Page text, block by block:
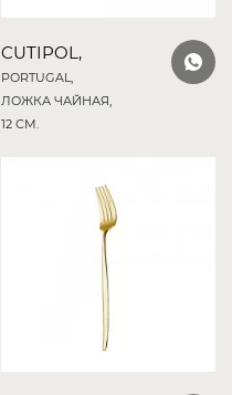
CUTIPOL,
PORTUGAL,
ЛОЖКА ЧАЙНАЯ,
12 СМ.